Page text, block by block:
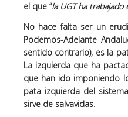
el que “la UGT ha
No hace falta ser un
Podemos-Adelante
sentido contrario), es la
La izquierda que ha
que han ido imponiendo
pata izquierda del
sirve de salvavidas.